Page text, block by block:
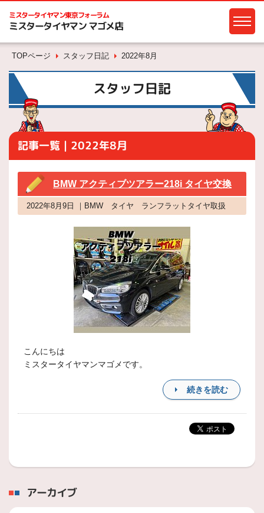
ミスタータイヤマン東京フォーラム
ミスタータイヤマン マゴメ店
TOPページ スタッフ日記 2022年8月
スタッフ日記
記事一覧｜2022年8月
BMW アクティブツアラー218i タイヤ交換
2022年8月9日 ｜BMW タイヤ ランフラットタイヤ取扱
こんにちは
ミスタータイヤマンマゴメです。
続きを読む
アーカイブ